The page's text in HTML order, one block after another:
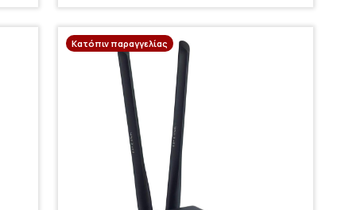
Κατόπιν παραγγελίας